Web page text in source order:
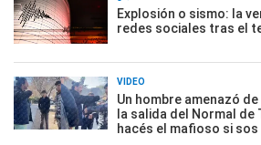
Explosión o sismo: la
redes sociales tras el
VIDEO
Un hombre amenazó
la salida del Normal de
hacés el mafioso si